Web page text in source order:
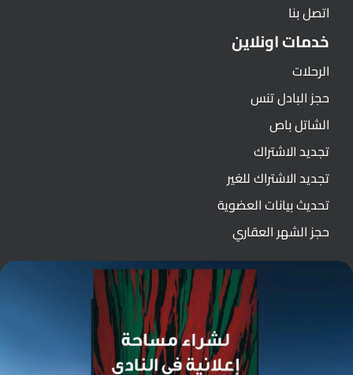
اتصل بنا
خدمات اونلاين
الرحلات
حجز البادل تنس
الشاتل باص
تجديد الاشتراك
تجديد الاشتراك للغير
تحديث بيانات العضوية
حجز الشهر العقاري